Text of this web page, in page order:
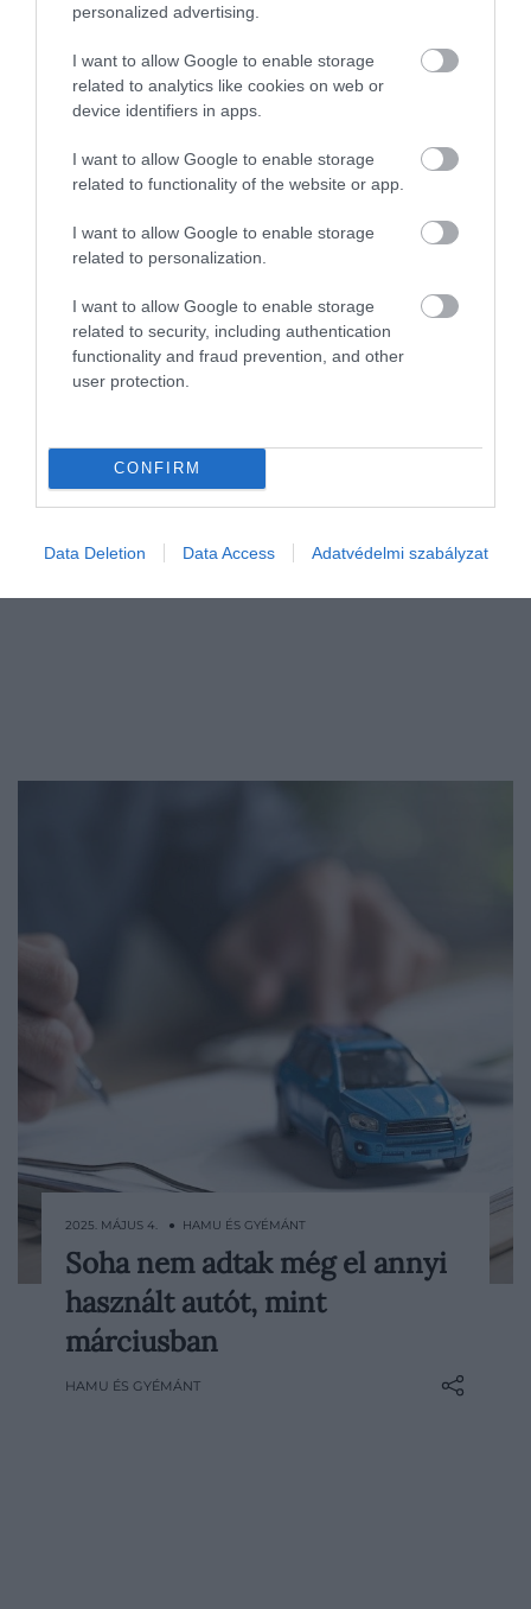
personalized advertising.
I want to allow Google to enable storage
related to analytics like cookies on web or
device identifiers in apps.
I want to allow Google to enable storage
related to functionality of the website or app.
I want to allow Google to enable storage
related to personalization.
I want to allow Google to enable storage
related to security, including authentication
functionality and fraud prevention, and other
user protection.
CONFIRM
Data Deletion Data Access Adatvédelmi szabályzat
Alig egy hónappal a hivatalos bemutató
után már elérhető Kínában a BYD
legújabb elektromos autója, az e7. Az új
Model 3-nak, hiszen indulóára kevesebb
mint 15 ezer dollárnyi jüan, azaz nagyjából
5 millió forint, ami körülbelül a fele a Model
3 kínai…
2025. MÁJUS 25. ● HAMU ÉS GYÉMÁNT
„Rálicitált" a Teslára a BYD:
féláron kínálják a márka új…
HAMU ÉS GYÉMÁNT
Soha nem volt még ilyen magas az
eladott használtautók száma
Magyarországon, mint 2025 márciusában.
csak az első három hónapban 25 ezer
2025. MÁJUS 4. ● HAMU ÉS GYÉMÁNT
Soha nem adtak még el annyi
használt autót, mint
márciusban
HAMU ÉS GYÉMÁNT